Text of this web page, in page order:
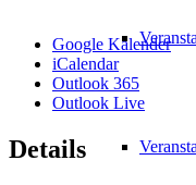
Google Kalender
iCalendar
Outlook 365
Outlook Live
Details